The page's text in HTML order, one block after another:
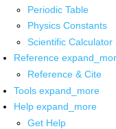
Periodic Table
Physics Constants
Scientific Calculator
Reference
Reference & Cite
Tools expand_more
Help expand_more
Get Help